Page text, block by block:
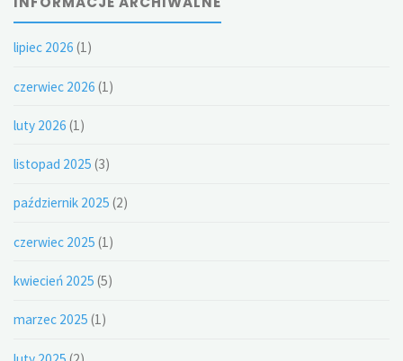
lipiec 2026 (1)
czerwiec 2026 (1)
luty 2026 (1)
listopad 2025 (3)
październik 2025 (2)
czerwiec 2025 (1)
kwiecień 2025 (5)
marzec 2025 (1)